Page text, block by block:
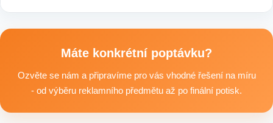
textilní produkty vhodné pro branding, promo akce i firemní
Máte konkrétní poptávku?
Ozvěte se nám a připravíme pro vás vhodné řešení na míru
- od výběru reklamního předmětu až po finální potisk.